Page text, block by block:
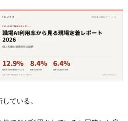
ている。